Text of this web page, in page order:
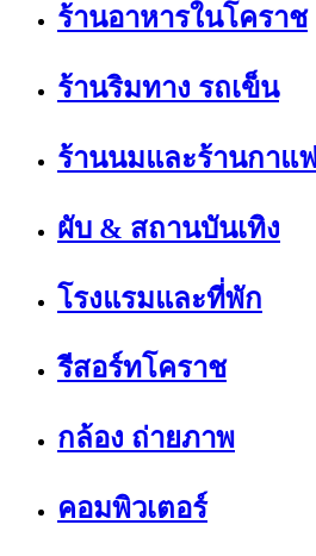
ร้านอาหารในโคราช
ร้านริมทาง รถเข็น
ร้านนมและร้านกาแฟ
ผับ & สถานบันเทิง
โรงแรมและที่พัก
รีสอร์ทโคราช
กล้อง ถ่ายภาพ
คอมพิวเตอร์